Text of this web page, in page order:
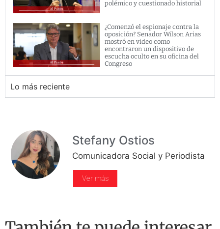
polémico y cuestionado historial
¿Comenzó el espionaje contra la
oposición? Senador Wilson Arias
mostró en video como
encontraron un dispositivo de
escucha oculto en su oficina del
Congreso
Lo más reciente
Stefany Ostios
Comunicadora Social y Periodista
Ver más